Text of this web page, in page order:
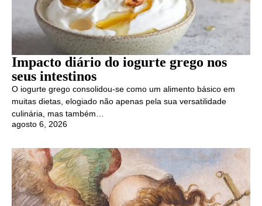
Impacto diário do iogurte grego nos
seus intestinos
O iogurte grego consolidou-se como um alimento básico em
muitas dietas, elogiado não apenas pela sua versatilidade
culinária, mas também…
agosto 6, 2026